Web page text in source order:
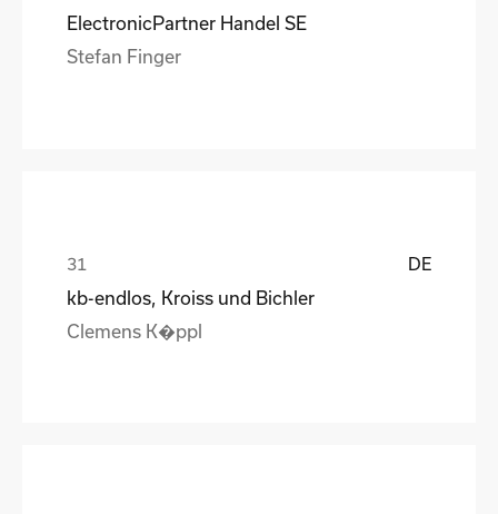
ElectronicPartner Handel SE
Stefan Finger
DE
kb-endlos, Kroiss und Bichler
Clemens K�ppl